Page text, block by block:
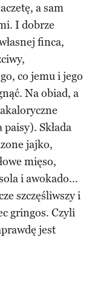
a sam
I dobrze
finca,
co jemu i jego
Na obiad, a
Składa
jajko,
mięso,
i awokado...
szczęśliwszy i
gringos. Czyli
jest